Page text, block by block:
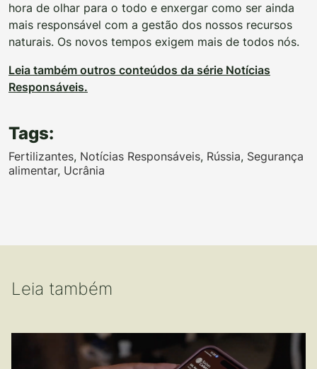
hora de olhar para o todo e enxergar como ser ainda
mais responsável com a gestão dos nossos recursos
naturais. Os novos tempos exigem mais de todos nós.
Leia também outros conteúdos da série Notícias
Responsáveis.
Tags:
Fertilizantes, Notícias Responsáveis, Rússia, Segurança
alimentar, Ucrânia
Leia também